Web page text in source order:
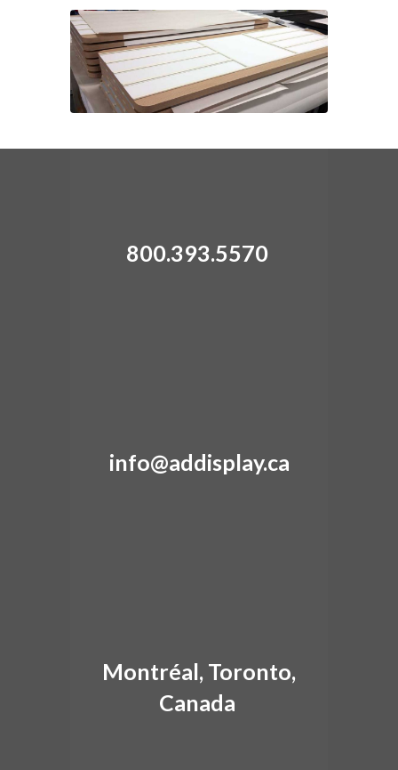
800.393.5570
info@addisplay.ca
Montréal, Toronto,
Canada